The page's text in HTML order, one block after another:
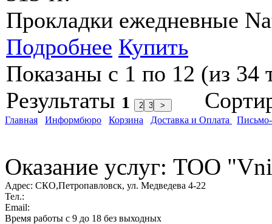
Прокладки ежедневные
Подробнее Купить
Показаны с 1 по 12 (из 34
Результаты 1
Главная Информбюро Корзина Доставка и Оплата
Оказание услуг: ТОО
Адрес: СКО,Петропавловск, ул. Медведева 4-22
Тел.:
Email:
Время работы с 9 до 18 без выходных